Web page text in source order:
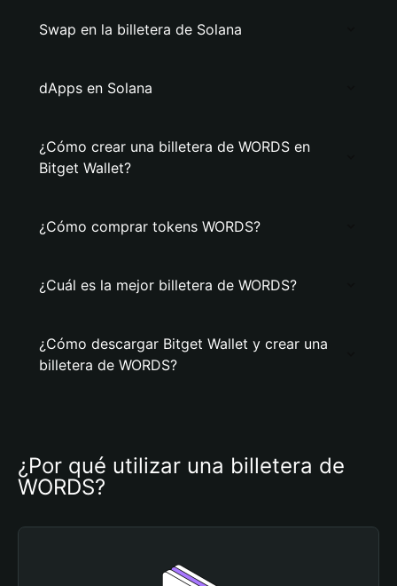
Swap en la billetera de Solana
dApps en Solana
¿Cómo crear una billetera de WORDS en
Bitget Wallet?
¿Cómo comprar tokens WORDS?
¿Cuál es la mejor billetera de WORDS?
¿Cómo descargar Bitget Wallet y crear una
billetera de WORDS?
¿Por qué utilizar una billetera de
WORDS?